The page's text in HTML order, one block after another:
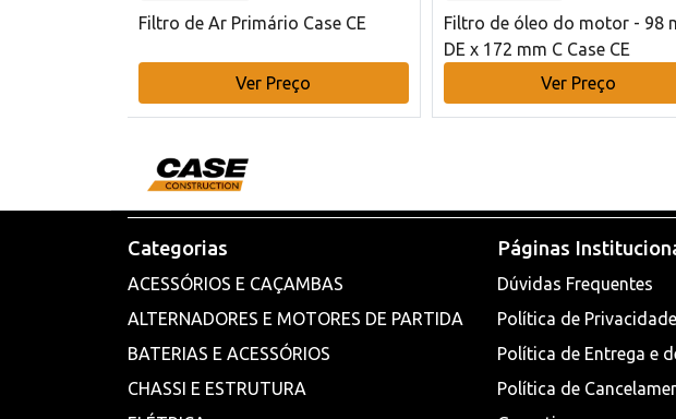
Filtro de Ar Primário Case CE
Ver Preço
Filtro de óleo do motor - 98
DE x 172 mm C Case CE
Ver Preço
Categorias
ACESSÓRIOS E CAÇAMBAS
ALTERNADORES E MOTORES DE PARTIDA
BATERIAS E ACESSÓRIOS
CHASSI E ESTRUTURA
Páginas
Dúvidas Frequentes
Política de Privacidade
Política de Entrega e
Política de